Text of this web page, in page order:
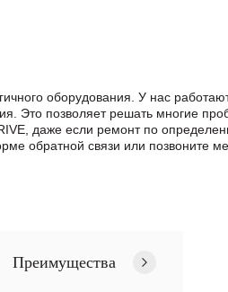
оборудования. У нас
Это позволяет решать многие
даже если ремонт по
обратной связи или позвоните
Преимущества